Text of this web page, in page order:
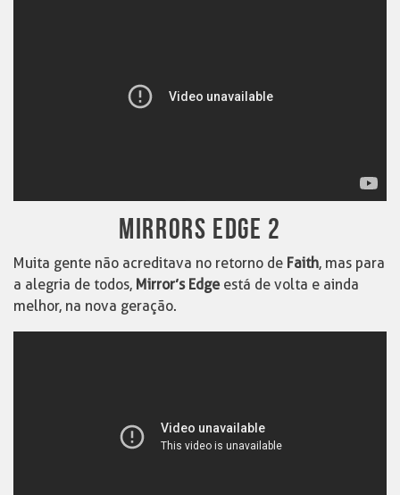
MIRRORS EDGE 2
Muita gente não acreditava no retorno de Faith, mas para
a alegria de todos, Mirror’s Edgeestá de volta e ainda
melhor, na nova geração.